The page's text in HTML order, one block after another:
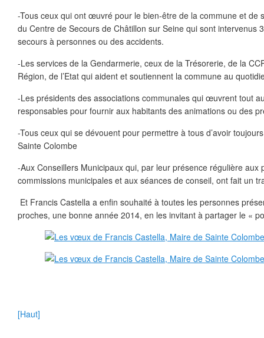
-Tous ceux qui ont œuvré pour le bien-être de la commune et de
du Centre de Secours de Châtillon sur Seine qui sont intervenus
secours à personnes ou des accidents.
-Les services de la Gendarmerie, ceux de la Trésorerie, de la
Région, de l’Etat qui aident et soutiennent la commune au
-Les présidents des associations communales qui œuvrent tout
responsables pour fournir aux habitants des animations ou des
-Tous ceux qui se dévouent pour permettre à tous d’avoir
Sainte Colombe
-Aux Conseillers Municipaux qui, par leur présence régulière aux
commissions municipales et aux séances de conseil, ont fait un
Et Francis Castella a enfin souhaité à toutes les personnes
proches, une bonne année 2014, en les invitant à partager le «
[Haut]